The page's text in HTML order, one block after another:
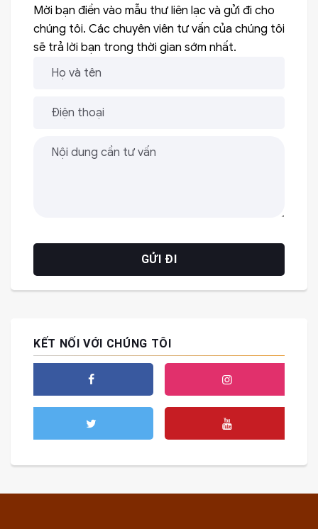
Mời bạn điền vào mẫu thư liên lạc và gửi đi cho
chúng tôi. Các chuyên viên tư vấn của chúng tôi
sẽ trả lời bạn trong thời gian sớm nhất.
KẾT NỐI VỚI CHÚNG TÔI